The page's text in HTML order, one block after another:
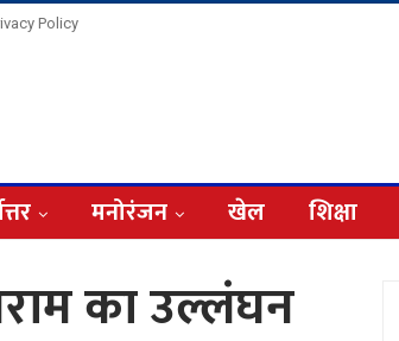
Policy
मनोरंजन खेल शिक्षा
का उल्लंघन